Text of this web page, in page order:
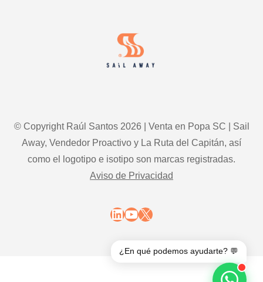
© Copyright Raúl Santos 2026 | Venta en Popa SC | Sail
Away, Vendedor Proactivo y La Ruta del Capitán, así
como el logotipo e isotipo son marcas registradas.
Aviso de Privacidad
LinkedIn
YouTube
X
¿En qué podemos ayudarte? 💬